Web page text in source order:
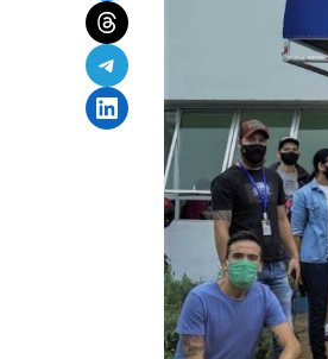
Share on Threads
Share on Telegram
Share on LinkedIn